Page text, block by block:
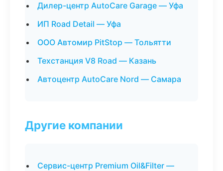
Дилер-центр AutoCare Garage — Уфа
ИП Road Detail — Уфа
ООО Автомир PitStop — Тольятти
Техстанция V8 Road — Казань
Автоцентр AutoCare Nord — Самара
Другие компании
Сервис-центр Premium Oil&Filter —